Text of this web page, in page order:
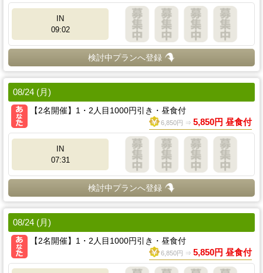
IN
09:02
検討中プランへ登録
08/24 (月)
【2名開催】1・2人目1000円引き・昼食付
6,850円 ⇒ 5,850円 昼食付
IN
07:31
検討中プランへ登録
08/24 (月)
【2名開催】1・2人目1000円引き・昼食付
6,850円 ⇒ 5,850円 昼食付